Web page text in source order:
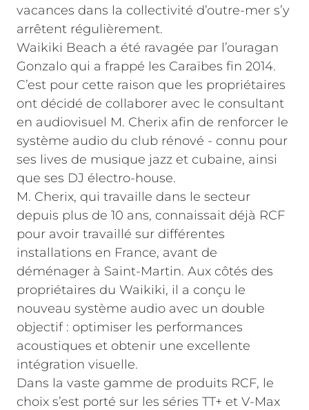
vacances dans la collectivité d’outre-mer s’y
arrêtent régulièrement.
Waikiki Beach a été ravagée par l’ouragan
Gonzalo qui a frappé les Caraïbes fin 2014.
C’est pour cette raison que les propriétaires
ont décidé de collaborer avec le consultant
en audiovisuel M. Cherix afin de renforcer le
système audio du club rénové - connu pour
ses lives de musique jazz et cubaine, ainsi
que ses DJ électro-house.
M. Cherix, qui travaille dans le secteur
depuis plus de 10 ans, connaissait déjà RCF
pour avoir travaillé sur différentes
installations en France, avant de
déménager à Saint-Martin. Aux côtés des
propriétaires du Waikiki, il a conçu le
nouveau système audio avec un double
objectif : optimiser les performances
acoustiques et obtenir une excellente
intégration visuelle.
Dans la vaste gamme de produits RCF, le
choix s’est porté sur les séries TT+ et V-Max